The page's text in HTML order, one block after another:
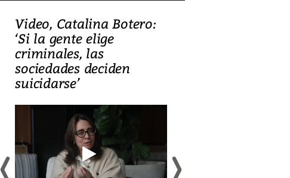
Video, Catalina Botero:
‘Si la gente elige
criminales, las
sociedades deciden
suicidarse’